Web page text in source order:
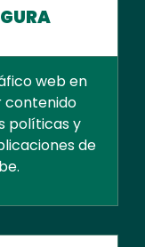
web en
contenido
políticas y
de